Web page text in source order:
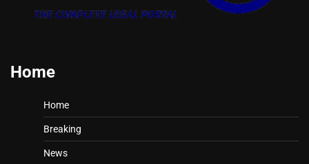
Home
Home
Breaking
News